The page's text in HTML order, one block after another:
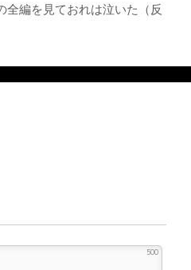
全編を見ておれは泣いた（反
500